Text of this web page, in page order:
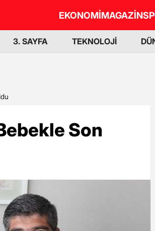
EKONOMİMAGAZİN
3. SAYFA TEKNOLOJİ
Son